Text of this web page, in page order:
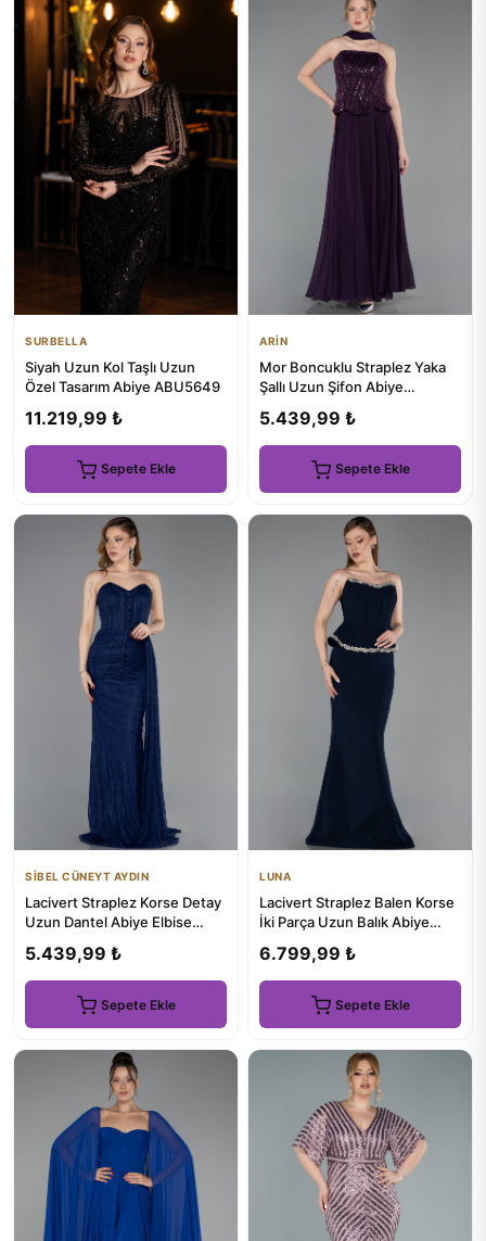
SURBELLA
Siyah Uzun Kol Taşlı Uzun
Özel Tasarım Abiye ABU5649
11.219,99 ₺
Sepete Ekle
ARİN
Mor Boncuklu Straplez Yaka
Şallı Uzun Şifon Abiye
5.439,99 ₺
Sepete Ekle
SİBEL CÜNEYT AYDIN
Lacivert Straplez Korse Detay
Uzun Dantel Abiye Elbise
5.439,99 ₺
Sepete Ekle
LUNA
Lacivert Straplez Balen Korse
İki Parça Uzun Balık Abiye
6.799,99 ₺
Sepete Ekle